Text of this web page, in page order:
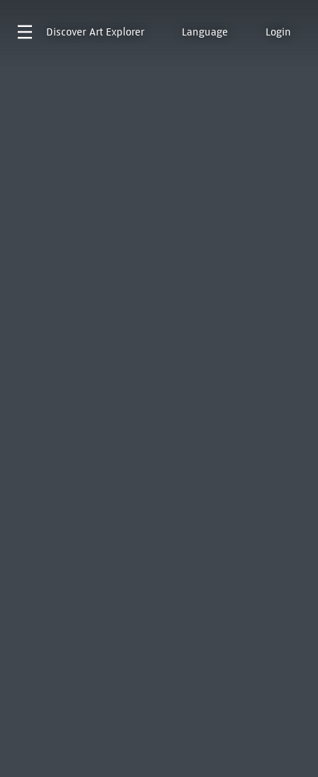
Discover Art Explorer Language Login